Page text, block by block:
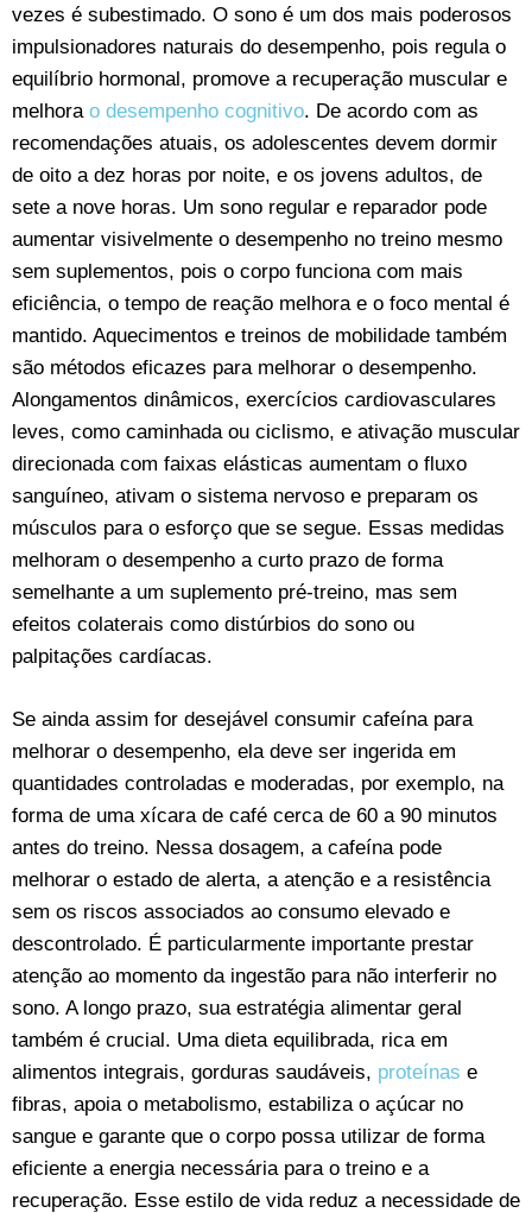
vezes é subestimado. O sono é um dos mais poderosos
impulsionadores naturais do desempenho, pois regula o
equilíbrio hormonal, promove a recuperação muscular e
melhora o desempenho cognitivo. De acordo com as
recomendações atuais, os adolescentes devem dormir
de oito a dez horas por noite, e os jovens adultos, de
sete a nove horas. Um sono regular e reparador pode
aumentar visivelmente o desempenho no treino mesmo
sem suplementos, pois o corpo funciona com mais
eficiência, o tempo de reação melhora e o foco mental é
mantido. Aquecimentos e treinos de mobilidade também
são métodos eficazes para melhorar o desempenho.
Alongamentos dinâmicos, exercícios cardiovasculares
leves, como caminhada ou ciclismo, e ativação muscular
direcionada com faixas elásticas aumentam o fluxo
sanguíneo, ativam o sistema nervoso e preparam os
músculos para o esforço que se segue. Essas medidas
melhoram o desempenho a curto prazo de forma
semelhante a um suplemento pré-treino, mas sem
efeitos colaterais como distúrbios do sono ou
palpitações cardíacas.
Se ainda assim for desejável consumir cafeína para
melhorar o desempenho, ela deve ser ingerida em
quantidades controladas e moderadas, por exemplo, na
forma de uma xícara de café cerca de 60 a 90 minutos
antes do treino. Nessa dosagem, a cafeína pode
melhorar o estado de alerta, a atenção e a resistência
sem os riscos associados ao consumo elevado e
descontrolado. É particularmente importante prestar
atenção ao momento da ingestão para não interferir no
sono. A longo prazo, sua estratégia alimentar geral
também é crucial. Uma dieta equilibrada, rica em
alimentos integrais, gorduras saudáveis, proteínas e
fibras, apoia o metabolismo, estabiliza o açúcar no
sangue e garante que o corpo possa utilizar de forma
eficiente a energia necessária para o treino e a
recuperação. Esse estilo de vida reduz a necessidade de